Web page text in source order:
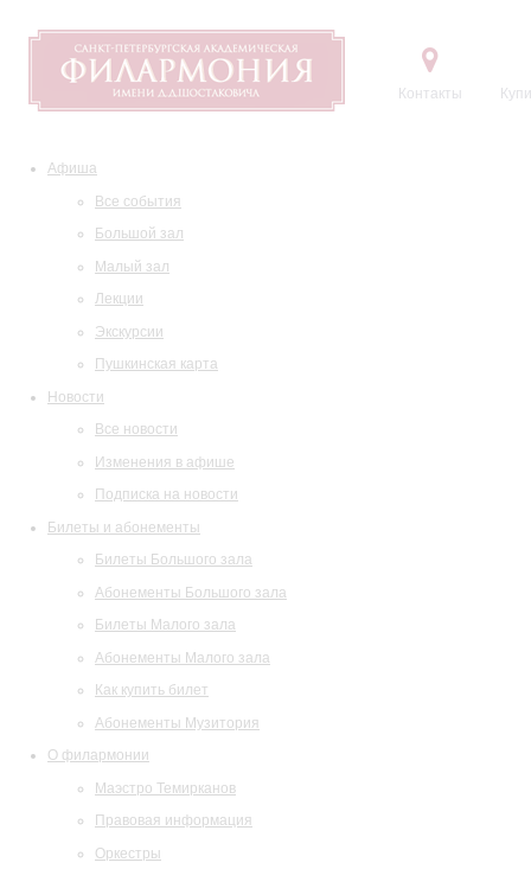
Контакты
Афиша
Все события
Большой зал
Малый зал
Лекции
Экскурсии
Пушкинская карта
Новости
Все новости
Изменения в афише
Подписка на новости
Билеты и абонементы
Билеты Большого зала
Абонементы Большого зала
Билеты Малого зала
Абонементы Малого зала
Как купить билет
Абонементы Музитория
О филармонии
Маэстро Темирканов
Правовая информация
Оркестры